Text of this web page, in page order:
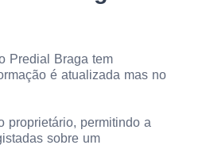
Predial Braga tem
é atualizada mas no
proprietário, permitindo a
sobre um